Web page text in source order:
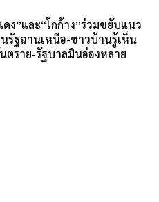
ง”และ“โกก้าง”ร่วมขยับแนว
ฐฉานเหนือ-ชาวบ้านรู้เห็น
ตราย-รัฐบาลมินอ่องหลาย